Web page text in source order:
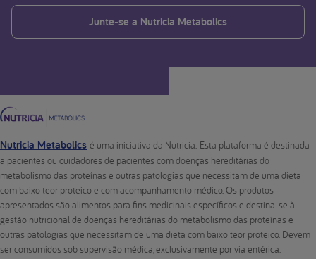
Junte-se a Nutricia Metabolics
Nutricia Metabolics é uma iniciativa da Nutricia. Esta plataforma é destinada
a pacientes ou cuidadores de pacientes com doenças hereditárias do
metabolismo das proteínas e outras patologias que necessitam de uma dieta
com baixo teor proteico e com acompanhamento médico. Os produtos
apresentados são alimentos para fins medicinais específicos e destina-se à
gestão nutricional de doenças hereditárias do metabolismo das proteínas e
outras patologias que necessitam de uma dieta com baixo teor proteico. Devem
ser consumidos sob supervisão médica, exclusivamente por via entérica.